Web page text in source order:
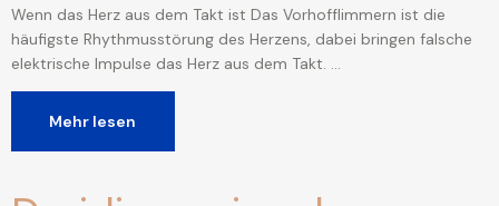
Wenn das Herz aus dem Takt ist Das Vorhofflimmern ist die
häufigste Rhythmusstörung des Herzens, dabei bringen falsche
elektrische Impulse das Herz aus dem Takt. …
Mehr lesen